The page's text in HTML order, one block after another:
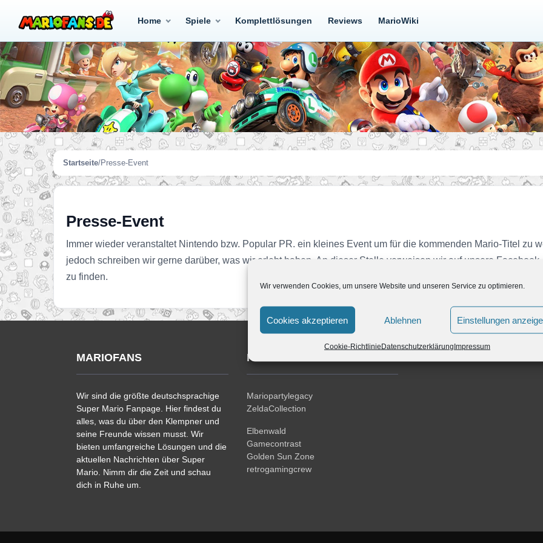
Wir verwenden Cookies, um unsere Website und unseren Service zu optimieren.
Cookies akzeptieren Ablehnen Einstellungen
Cookie-RichtlinieDatenschutzerklärungImpressum
Home Spiele Komplettlösungen Reviews MarioWiki
Startseite/Presse-Event
Presse-Event
Immer wieder veranstaltet Nintendo bzw. Popular PR. ein kleines Event um für die kommenden Mario-Titel zu
jedoch schreiben wir gerne darüber, was wir erlebt haben. An dieser Stelle verweisen wir auf unsere
zu finden.
MARIOFANS
Wir sind die größte deutschsprachige
Super Mario Fanpage. Hier findest du
alles, was du über den Klempner und
seine Freunde wissen musst. Wir
bieten umfangreiche Lösungen und die
aktuellen Nachrichten über Super
Mario. Nimm dir die Zeit und schau
dich in Ruhe um.
PARTNER
Mariopartylegacy
ZeldaCollection
Elbenwald
Gamecontrast
Golden Sun Zone
retrogamingcrew